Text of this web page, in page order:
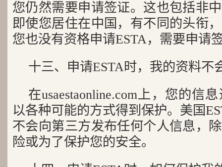
您仍然需要申请签证。这也包括非
即使您居住在中国，有不同的头衔
您也没有资格申请ESTA，需要申请
十三、申请ESTA时，我的资料不
在usaestaonline.com上，您的信
以各种可能的方式得到保护。美国
不会向第三方发布任何个人信息，
险或为了保护您的安全。